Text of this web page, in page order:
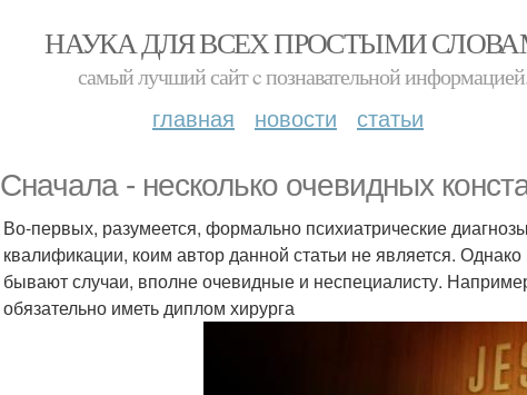
НАУКА ДЛЯ ВСЕХ ПРОСТЫМИ
самый лучший сайт c познавательной
главная новости статьи
Сначала - несколько очевидных
Во-первых, разумеется, формально психиатрические
квалификации, коим автор данной статьи не является.
бывают случаи, вполне очевидные и неспециалисту.
обязательно иметь диплом хирурга